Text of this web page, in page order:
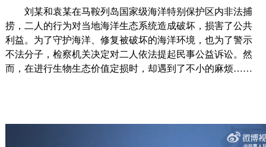
刘某和袁某在马鞍列岛国家级海洋特别保护区内非法捕
捞，二人的行为对当地海洋生态系统造成破坏，损害了公共
利益。为了守护海洋、修复被破坏的海洋环境，也为了警示
不法分子，检察机关决定对二人依法提起民事公益诉讼。然
而，在进行生物生态价值定损时，却遇到了不小的麻烦……